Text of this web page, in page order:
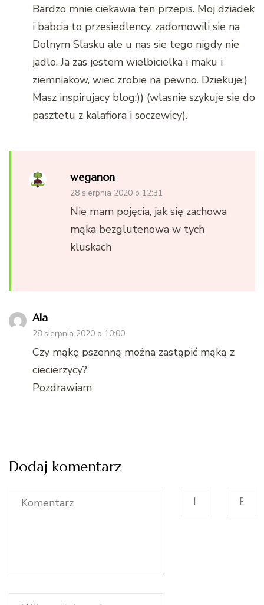
Bardzo mnie ciekawia ten przepis. Moj dziadek
i babcia to przesiedlency, zadomowili sie na
Dolnym Slasku ale u nas sie tego nigdy nie
jadlo. Ja zas jestem wielbicielka i maku i
ziemniakow, wiec zrobie na pewno. Dziekuje:)
Masz inspirujacy blog:)) (wlasnie szykuje sie do
pasztetu z kalafiora i soczewicy).
weganon
28 sierpnia 2020 o 12:31
Nie mam pojęcia, jak się zachowa
mąka bezglutenowa w tych
kluskach
Ala
28 sierpnia 2020 o 10:00
Czy mąkę pszenną można zastąpić mąką z
ciecierzycy?
Pozdrawiam
Dodaj komentarz